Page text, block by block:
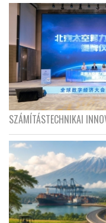
SZÁMÍTÁSTECHNIKAI